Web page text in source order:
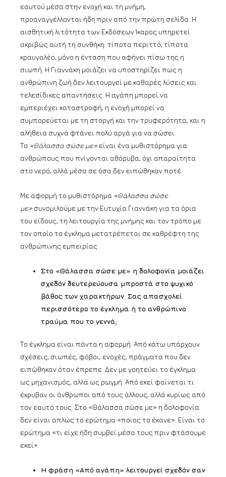
εαυτού μέσα στην ενοχή και τη μνήμη,
προαναγγέλλονται ήδη πριν από την πρώτη σελίδα. Η
αισθητική λιτότητα των Εκδόσεων Ίκαρος υπηρετεί
ακριβώς αυτή τη συνθήκη: τίποτα περιττό, τίποτα
κραυγαλέο, μόνο η ένταση που αφήνει πίσω της η
σιωπή. Η Γιαννάκη μοιάζει να υποστηρίζει πως η
ανθρώπινη ζωή δεν λειτουργεί με καθαρές λύσεις και
τελεσίδικες απαντήσεις. Η αγάπη μπορεί να
εμπεριέχει καταστροφή, η ενοχή μπορεί να
συμπορεύεται με τη στοργή και την τρυφερότητα, και η
αλήθεια συχνά φτάνει πολύ αργά για να σώσει.
Το «Θάλασσα σώσε με» είναι ένα μυθιστόρημα για
ανθρώπους που πνίγονται αθόρυβα, όχι απαραίτητα
στο νερό, αλλά μέσα σε όσα δεν ειπώθηκαν ποτέ.
Με αφορμή το μυθιστόρημα «Θάλασσα σώσε
με» συνομιλούμε με την Ευτυχία Γιαννάκη για τα όρια
του είδους, τη λειτουργία της μνήμης και τον τρόπο με
τον οποίο το έγκλημα μετατρέπεται σε καθρέφτη της
ανθρώπινης εμπειρίας.
Στο «Θάλασσα σώσε με» η δολοφονία μοιάζει
σχεδόν δευτερεύουσα μπροστά στο ψυχικό
βάθος των χαρακτήρων. Σας απασχολεί
περισσότερο το έγκλημα ή το ανθρώπινο
τραύμα που το γεννά;
Το έγκλημα είναι πάντα η αφορμή. Από κάτω υπάρχουν
σχέσεις, σιωπές, φόβοι, ενοχές, πράγματα που δεν
ειπώθηκαν όταν έπρεπε. Δεν με γοητεύει το έγκλημα
ως μηχανισμός, αλλά ως ρωγμή. Από εκεί φαίνεται τι
έκρυβαν οι άνθρωποι από τους άλλους, αλλά κυρίως από
τον εαυτό τους. Στο «Θάλασσα σώσε με» η δολοφονία
δεν είναι απλώς το ερώτημα «ποιος το έκανε». Είναι το
ερώτημα «τι είχε ήδη συμβεί μέσα τους πριν φτάσουμε
εκεί».
Η φράση «Από αγάπη» λειτουργεί σχεδόν σαν